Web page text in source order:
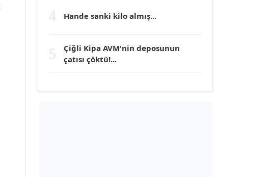
Köşe Yazarı
Hande sanki kilo almış...
Çiğli Kipa AVM'nin deposunun
çatısı çöktü!...